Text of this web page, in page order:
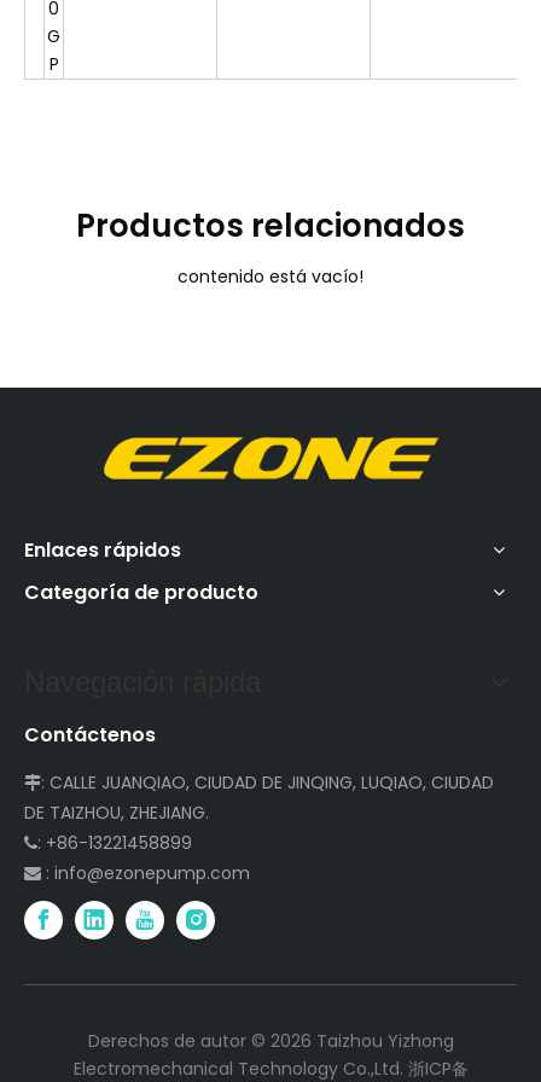
0
G
P
Productos relacionados
contenido está vacío!
Enlaces rápidos
Categoría de producto
Contáctenos
: CALLE JUANQIAO, CIUDAD DE JINQING, LUQIAO, CIUDAD
DE TAIZHOU, ZHEJIANG.
: +86-13221458899
 : info@ezonepump.com
Derechos de autor © 2026 Taizhou Yizhong
Electromechanical Technology Co.,Ltd. 浙ICP备